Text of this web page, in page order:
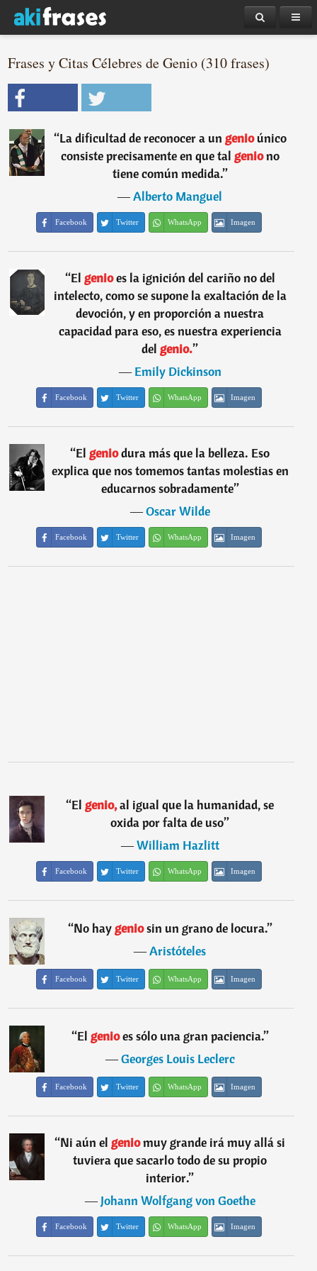
Frases y Citas Célebres de Genio (310 frases)
“La dificultad de reconocer a un genioúnico
consiste precisamente en que tal geniono
tiene común medida.”
―Alberto Manguel
Facebook Twitter WhatsApp Imagen
“El genioes la ignición del cariño no del
intelecto, como se supone la exaltación de la
devoción, y en proporción a nuestra
capacidad para eso, es nuestra experiencia
del genio.”
―Emily Dickinson
Facebook Twitter WhatsApp Imagen
“El geniodura más que la belleza. Eso
explica que nos tomemos tantas molestias en
educarnos sobradamente”
―Oscar Wilde
Facebook Twitter WhatsApp Imagen
“El genio,al igual que la humanidad, se
oxida por falta de uso”
―William Hazlitt
Facebook Twitter WhatsApp Imagen
“No haygeniosin un grano de locura.”
―Aristóteles
Facebook Twitter WhatsApp Imagen
“El genioes sólo una gran paciencia.”
―Georges Louis Leclerc
Facebook Twitter WhatsApp Imagen
“Ni aún el geniomuy grande irá muy allá si
tuviera que sacarlo todo de su propio
interior.”
―Johann Wolfgang von Goethe
Facebook Twitter WhatsApp Imagen